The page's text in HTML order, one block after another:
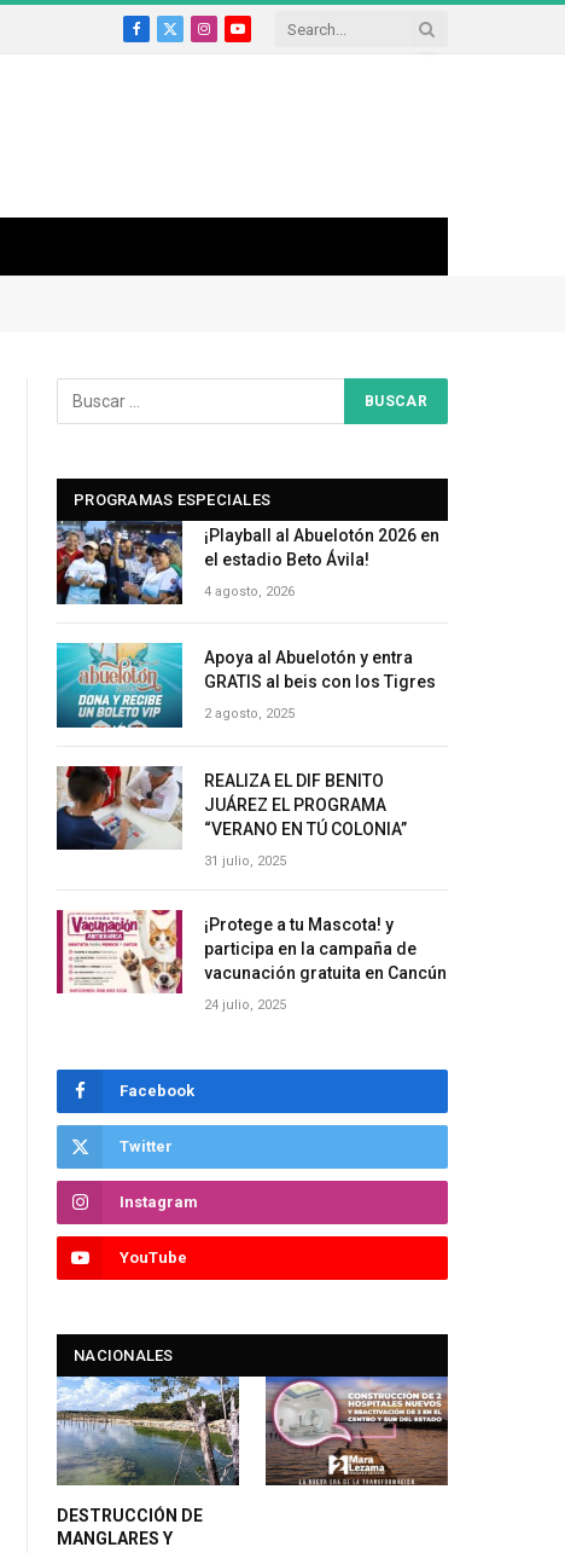
Facebook
X
InstagramYouTube
PROGRAMAS ESPECIALES
¡Playball al Abuelotón 2026 en
el estadio Beto Ávila!
4 agosto, 2026
Apoya al Abuelotón y entra
GRATIS al beis con los Tigres
2 agosto, 2025
REALIZA EL DIF BENITO
JUÁREZ EL PROGRAMA
“VERANO EN TÚ COLONIA”
31 julio, 2025
¡Protege a tu Mascota! y
participa en la campaña de
vacunación gratuita en Cancún
24 julio, 2025
Facebook
Twitter
Instagram
YouTube
NACIONALES
DESTRUCCIÓN DE
MANGLARES Y